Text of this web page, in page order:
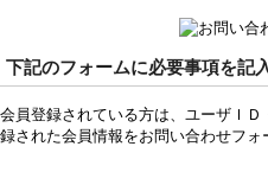
下記のフォームに必要事項を記
会員登録されている方は、ユーザＩ
録された会員情報をお問い合わせフォ